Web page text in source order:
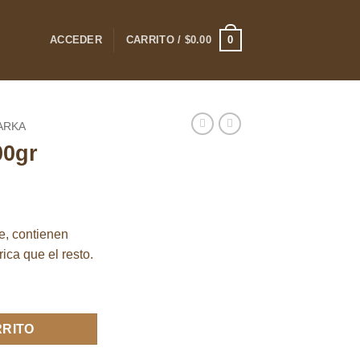
ACCEDER CARRITO / $0.00 0
contienen
que el resto.